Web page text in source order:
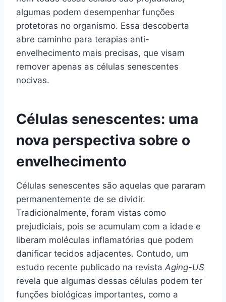
algumas podem desempenhar funções
protetoras no organismo. Essa descoberta
abre caminho para terapias anti-
envelhecimento mais precisas, que visam
remover apenas as células senescentes
nocivas.
Células senescentes: uma
nova perspectiva sobre o
envelhecimento
Células senescentes são aquelas que pararam
permanentemente de se dividir.
Tradicionalmente, foram vistas como
prejudiciais, pois se acumulam com a idade e
liberam moléculas inflamatórias que podem
danificar tecidos adjacentes. Contudo, um
estudo recente publicado na revista Aging-US
revela que algumas dessas células podem ter
funções biológicas importantes, como a